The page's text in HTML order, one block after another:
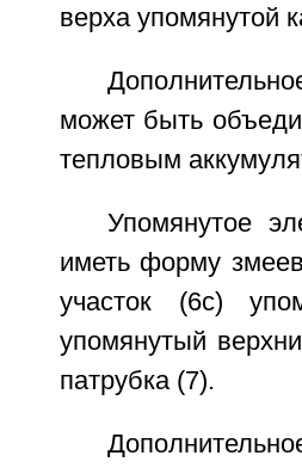
верха упомянутой
может быть
тепловым
Упомянутое
иметь форму
участок (6с)
упомянутый
патрубка (7).